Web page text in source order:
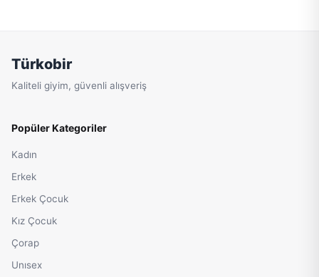
Türkobir
Kaliteli giyim, güvenli alışveriş
Popüler Kategoriler
Kadın
Erkek
Erkek Çocuk
Kız Çocuk
Çorap
Unısex